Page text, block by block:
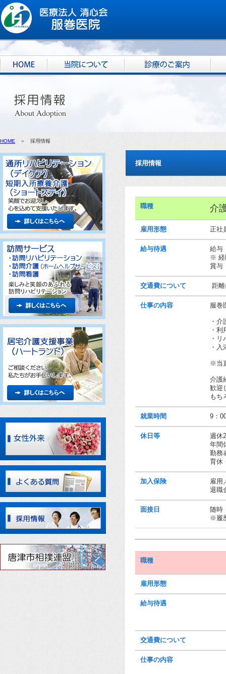
HOME ＞ 採用情報
採用情報
職種 介
雇用形態 正社
給与待遇
給与
※ 経
賞
交通費について 距
仕事の内容 服巻
・介
・
・
・
※当
介護
歓迎
もち
就業時間 9：
休日等
週休
年間
勤務
育休
加入保険
雇用
退職
面接日
随時
※履
職種
雇用形態
給与待遇
交通費について
仕事の内容